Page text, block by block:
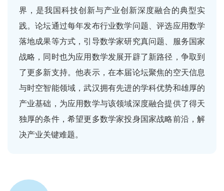
界，是我国科技创新与产业创新深度融合的典型实
践。论坛通过每年发布行业数学问题、评选应用数学
落地成果等方式，引导数学家研究真问题、服务国家
战略，同时也为应用数学发展开辟了新路径，争取到
了更多新支持。他表示，在本届论坛聚焦的空天信息
与时空智能领域，武汉拥有先进的学科优势和雄厚的
产业基础，为应用数学与该领域深度融合提供了得天
独厚的条件，希望更多数学家投身国家战略前沿，解
决产业关键难题。